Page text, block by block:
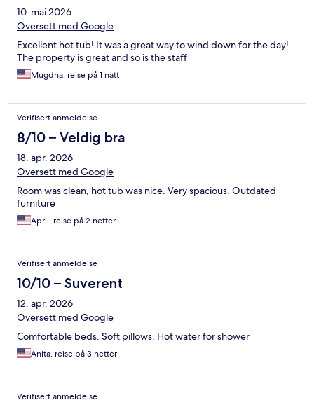
10. mai 2026
Oversett med Google
Excellent hot tub! It was a great way to wind down for the day!
The property is great and so is the staff
Mugdha, reise på 1 natt
Verifisert anmeldelse
8/10 – Veldig bra
18. apr. 2026
Oversett med Google
Room was clean, hot tub was nice. Very spacious. Outdated
furniture
April, reise på 2 netter
Verifisert anmeldelse
10/10 – Suverent
12. apr. 2026
Oversett med Google
Comfortable beds. Soft pillows. Hot water for shower
Anita, reise på 3 netter
Verifisert anmeldelse